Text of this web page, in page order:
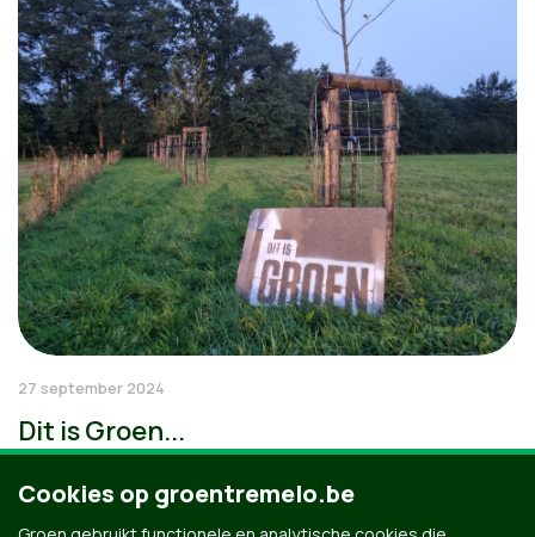
27 september 2024
Dit is Groen...
Cookies op groentremelo.be